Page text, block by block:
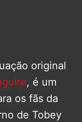
original
, é um
os fãs da
de Tobey